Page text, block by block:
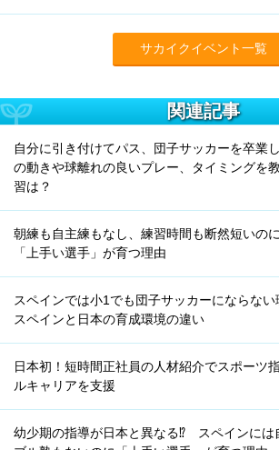
サカイクイベント一覧
関連記事
自分に引き付けてパス、団子サッカーを卒業
の動きや球離れの良いプレー、タイミングを
習は？
朝練も自主練もなし、練習時間も断然短いの
「上手い選手」が育つ理由
スペインでは小1でも団子サッカーにならな
スペインと日本の育成環境の違い
日本初！短時間正社員の人材紹介でスポーツ
ルキャリアを支援
幼少期の指導が日本と異なる⁉ スペインには